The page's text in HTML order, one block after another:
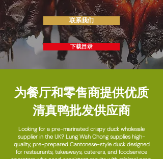
联系我们
下载目录
为餐厅和零售商提供优质
清真鸭批发供应商
Looking for a pre-marinated crispy duck wholesale
supplier in the UK? Lung Wah Chong supplies high-
quality, pre-prepared Cantonese-style duck designed
for restaurants, takeaways, caterers, and foodservice